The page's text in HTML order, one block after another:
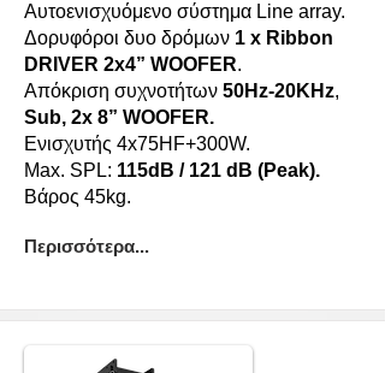
Αυτοενισχυόμενο σύστημα Line array.
Δορυφόροι δυο δρόμων 1 x Ribbon
DRIVER 2x4” WOOFER.
Απόκριση συχνοτήτων 50Hz-20KHz,
Sub, 2x 8” WOOFER.
Ενισχυτής 4x75HF+300W.
Max. SPL: 115dB / 121 dB (Peak).
Βάρος 45kg.
Περισσότερα...